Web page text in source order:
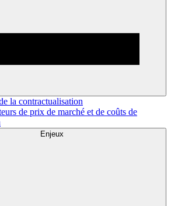
la contractualisation
de prix de marché et de coûts de
Enjeux